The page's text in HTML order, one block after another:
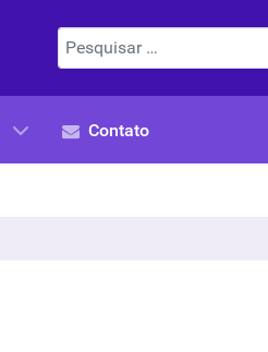
Pesquisar
Contato